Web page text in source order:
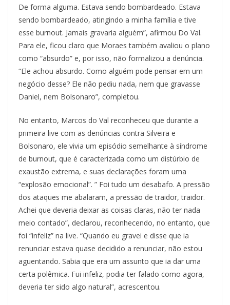
De forma alguma. Estava sendo bombardeado. Estava
sendo bombardeado, atingindo a minha família e tive
esse burnout. Jamais gravaria alguém”, afirmou Do Val.
Para ele, ficou claro que Moraes também avaliou o plano
como “absurdo” e, por isso, não formalizou a denúncia.
“Ele achou absurdo. Como alguém pode pensar em um
negócio desse? Ele não pediu nada, nem que gravasse
Daniel, nem Bolsonaro”, completou.
No entanto, Marcos do Val reconheceu que durante a
primeira live com as denúncias contra Silveira e
Bolsonaro, ele vivia um episódio semelhante à síndrome
de burnout, que é caracterizada como um distúrbio de
exaustão extrema, e suas declarações foram uma
“explosão emocional”. ” Foi tudo um desabafo. A pressão
dos ataques me abalaram, a pressão de traidor, traidor.
Achei que deveria deixar as coisas claras, não ter nada
meio contado”, declarou, reconhecendo, no entanto, que
foi “infeliz” na live. “Quando eu gravei e disse que ia
renunciar estava quase decidido a renunciar, não estou
aguentando. Sabia que era um assunto que ia dar uma
certa polêmica. Fui infeliz, podia ter falado como agora,
deveria ter sido algo natural”, acrescentou.